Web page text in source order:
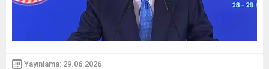
Yayınlama: 29.06.2026